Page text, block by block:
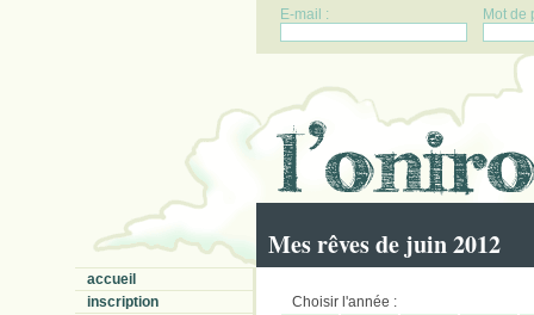
E-mail : Mot de
Mes rêves de juin 2012
accueil
inscription
Choisir l'année :